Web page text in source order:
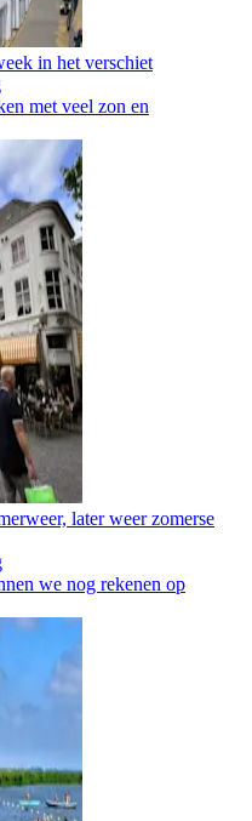
in het verschiet
met veel zon en
later weer zomerse
we nog rekenen op